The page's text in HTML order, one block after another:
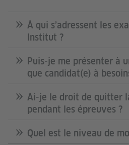
À qui s’adressent les
Institut ?
Puis-je me présenter à
que candidat(e) à
Ai-je le droit de quitter
pendant les épreuves ?
Quel est le niveau de